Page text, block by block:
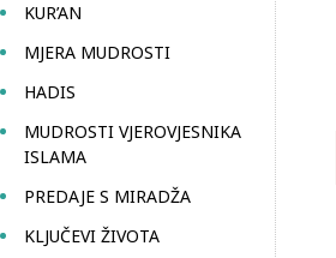
KUR’AN
MJERA MUDROSTI
HADIS
MUDROSTI VJEROVJESNIKA
ISLAMA
PREDAJE S MIRADŽA
KLJUČEVI ŽIVOTA